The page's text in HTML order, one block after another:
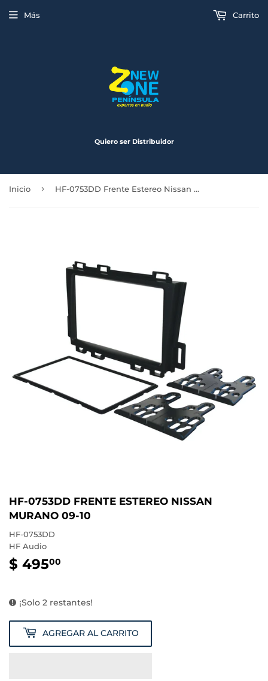
Quiero ser Distribuidor
Más Carrito
Inicio › HF-0753DD Frente Estereo Nissan Murano 09-10
HF-0753DD FRENTE ESTEREO NISSAN
MURANO 09-10
HF-0753DD
HF Audio
$ 49500
¡Solo 2 restantes!
AGREGAR AL CARRITO